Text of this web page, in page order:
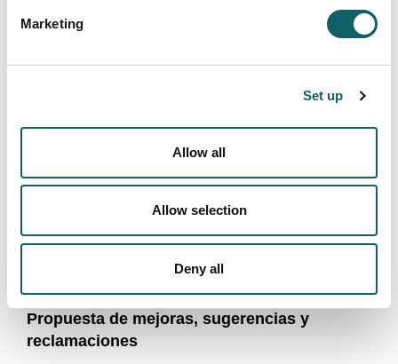
Marketing
Set up
Allow all
Allow selection
Deny all
UNIBERTSITATEA
¿Dónde estamos?
Trabaja en Mondragon Unibertsitatea
Propuesta de mejoras, sugerencias y
reclamaciones